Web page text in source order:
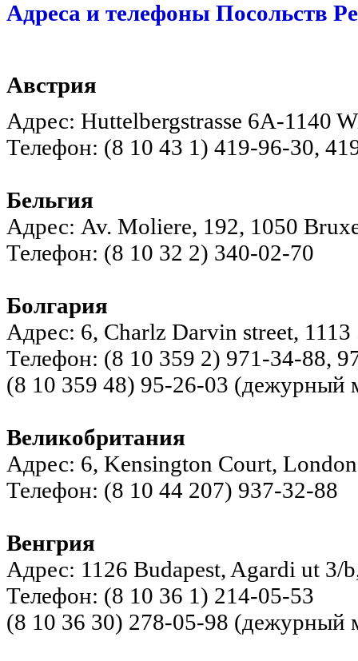
Адреса и телефоны Посольств
Австрия
Адрес: Huttelbergstrasse 6A-1140
Телефон: (8 10 43 1) 419-96-30,
Бельгия
Адрес: Av. Moliere, 192, 1050
Телефон: (8 10 32 2) 340-02-70
Болгария
Адрес: 6, Charlz Darvin street,
Телефон: (8 10 359 2) 971-34-88,
(8 10 359 48) 95-26-03 (дежурный
Великобритания
Адрес: 6, Kensington Court,
Телефон: (8 10 44 207) 937-32-88
Венгрия
Адрес: 1126 Budapest, Agardi ut 3/
Телефон: (8 10 36 1) 214-05-53
(8 10 36 30) 278-05-98 (дежурный